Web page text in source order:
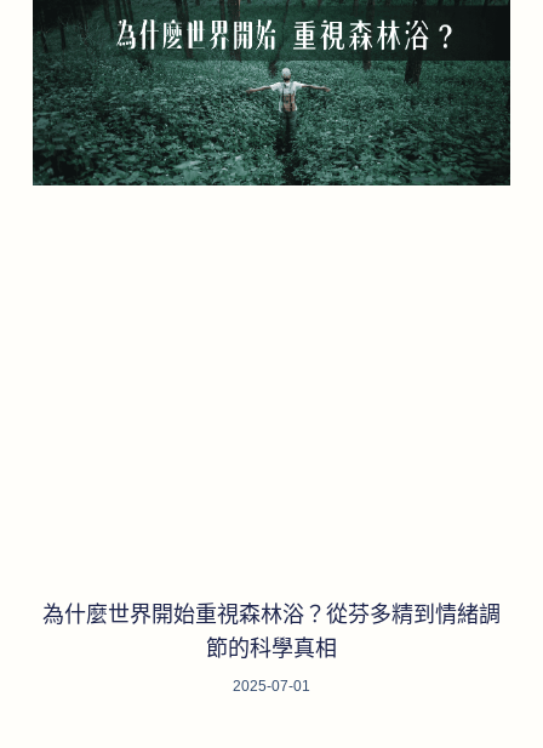
為什麼世界開始重視森林浴？從芬多精到情緒調
節的科學真相
2025-07-01